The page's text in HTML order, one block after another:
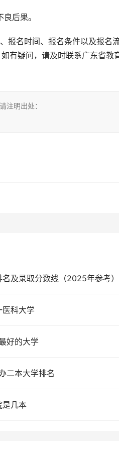
后果。
有疑问，请及时联系广东省教
注明出处：
名及录取分数线（2025年参考）
医科大学
好的大学
二本大学排名
是几本